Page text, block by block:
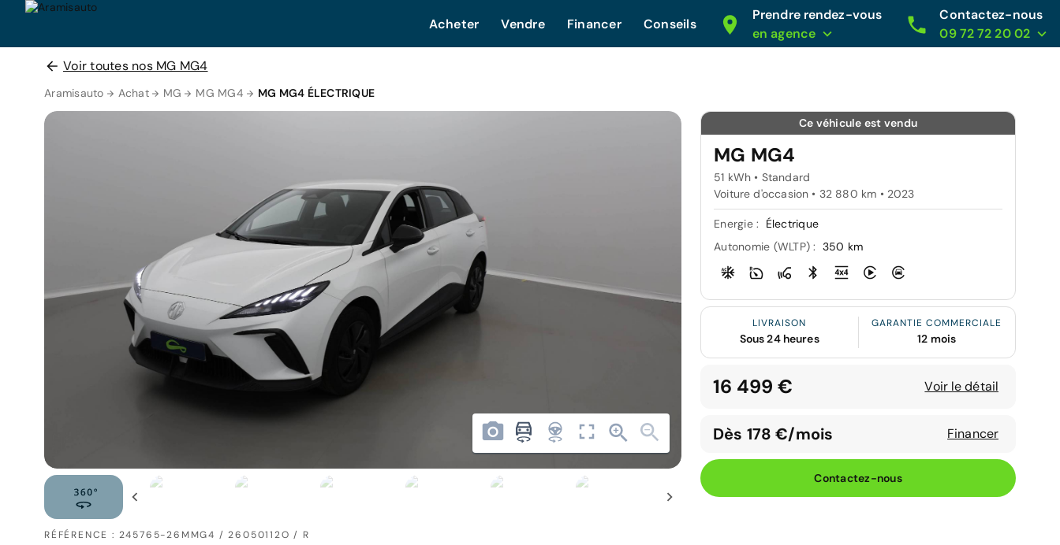
Acheter Vendre Financer Conseils
Prendre rendez-vous
en agence
Contactez-nous
09 72 72 20 02
Voir toutes nos MG MG4
Aramisauto Achat MG MG MG4 MG MG4 ÉLECTRIQUE
RÉFÉRENCE : 245765-26MMG4 / 26050112O / R
Ce véhicule est vendu
MG MG4
51 kWh • Standard
Voiture d'occasion • 32 880 km • 2023
Energie :
Électrique
Autonomie (WLTP) : 350 km
LIVRAISON
Sous 24 heures
GARANTIE COMMERCIALE
12 mois
16 499 € Voir le détail
Dès 178 €/mois Financer
Contactez-nous